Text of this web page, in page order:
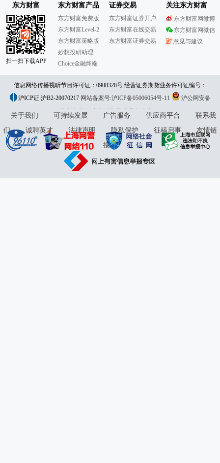
东方财富
扫一扫下载APP
东方财富产品
东方财富免费版
东方财富Level-2
东方财富策略版
妙想投研助理
Choice金融终端
证券交易
东方财富证券开户
东方财富在线交易
东方财富证券交易
关注东方财富
东方财富网微博
东方财富网微信
意见与建议
信息网络传播视听节目许可证：0908328号 经营证券期货业务许可证编号：
913101046312860336 违法和不良信息举报:021-61278686 举报邮箱：
jubao@eastmoney.com
沪ICP证:沪B2-20070217 网站备案号:沪ICP备05006054号-11
沪公网安备
31010402000120号版权所有:东方财富网意见与建议:4000300059/952500
关于我们 可持续发展 广告服务 供应商平台
联系我
们
诚聘英才 法律声明 隐私保护 征稿启事
友情链
接